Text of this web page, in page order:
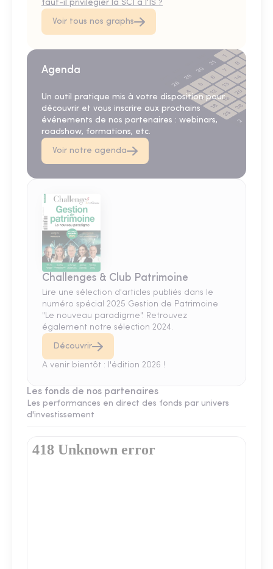
faut-il privilégier la SCI à l'IS ?
Voir tous nos graphs
Agenda
Un outil pratique mis à votre disposition pour
découvrir et vous inscrire aux prochains
événements de nos partenaires : webinars,
roadshow, formations, etc.
Voir notre agenda
Challenges & Club Patrimoine
Lire une sélection d'articles publiés dans le
numéro spécial 2025 Gestion de Patrimoine
"Le nouveau paradigme". Retrouvez
également notre sélection 2024.
Découvrir
A venir bientôt : l'édition 2026 !
Les fonds de nos partenaires
Les performances en direct des fonds par univers
d'investissement